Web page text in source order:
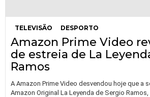
TELEVISÃO DESPORTO
Amazon Prime Video
de estreia de La
Ramos
A Amazon Prime Video desvendou hoje que a
Amazon Original La Leyenda de Sergio